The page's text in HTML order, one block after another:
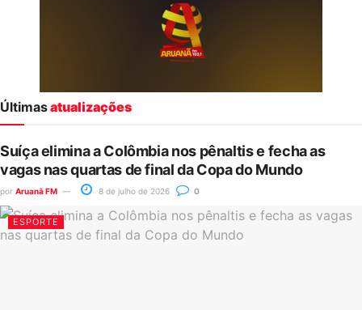
Últimasatualizações
Suíça elimina a Colômbia nos pênaltis e fecha as
vagas nas quartas de final da Copa do Mundo
por Aruanã FM 8 de julho de 2026 0
ESPORTE